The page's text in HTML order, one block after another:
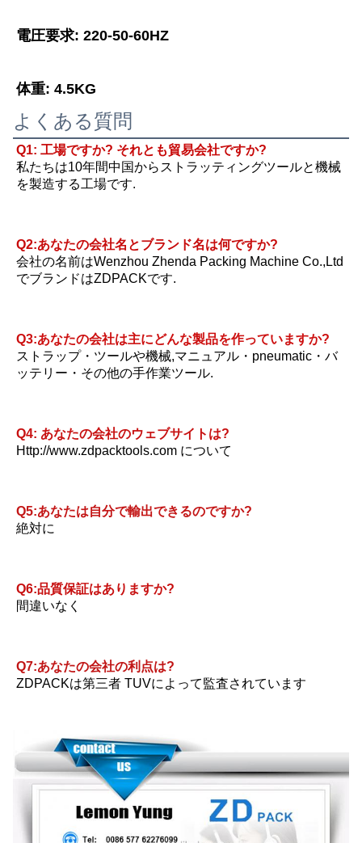
電圧要求: 220-50-60HZ
体重: 4.5KG
よくある質問
Q1: 工場ですか? それとも貿易会社ですか?
私たちは10年間中国からストラッティングツールと機械
を製造する工場です.
Q2:あなたの会社名とブランド名は何ですか?
会社の名前はWenzhou Zhenda Packing Machine Co.,Ltd
でブランドはZDPACKです.
Q3:あなたの会社は主にどんな製品を作っていますか?
ストラップ・ツールや機械,マニュアル・pneumatic・バ
ッテリー・その他の手作業ツール.
Q4: あなたの会社のウェブサイトは?
Http://www.zdpacktools.com について
Q5:あなたは自分で輸出できるのですか?
絶対に
Q6:品質保証はありますか?
間違いなく
Q7:あなたの会社の利点は?
ZDPACKは第三者 TUVによって監査されています